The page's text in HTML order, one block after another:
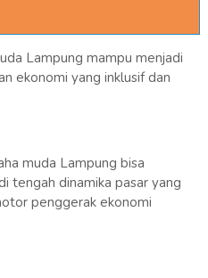
Lampung mampu menjadi
ekonomi yang inklusif dan
muda Lampung bisa
tengah dinamika pasar yang
penggerak ekonomi